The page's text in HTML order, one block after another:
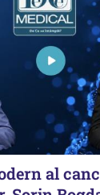
al